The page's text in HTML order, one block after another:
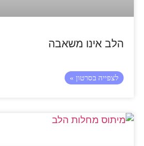
הלב אינו משאבה
לצפייה בסרטון »